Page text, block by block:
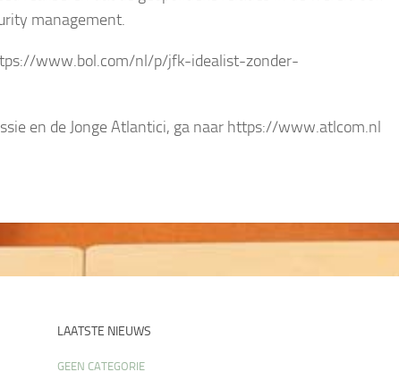
management.
www.bol.com/nl/p/jfk-idealist-zonder-
en de Jonge Atlantici, ga naar https://www.atlcom.nl
LAATSTE NIEUWS
GEEN CATEGORIE